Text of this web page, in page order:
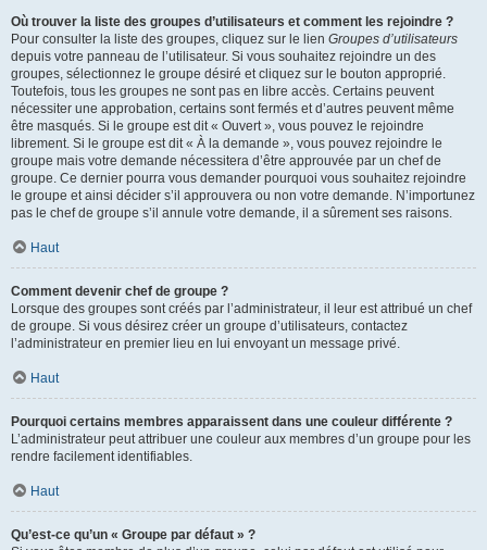
Où trouver la liste des groupes d’utilisateurs et comment les rejoindre ?
Pour consulter la liste des groupes, cliquez sur le lien Groupes d’utilisateurs
depuis votre panneau de l’utilisateur. Si vous souhaitez rejoindre un des
groupes, sélectionnez le groupe désiré et cliquez sur le bouton approprié.
Toutefois, tous les groupes ne sont pas en libre accès. Certains peuvent
nécessiter une approbation, certains sont fermés et d’autres peuvent même
être masqués. Si le groupe est dit « Ouvert », vous pouvez le rejoindre
librement. Si le groupe est dit « À la demande », vous pouvez rejoindre le
groupe mais votre demande nécessitera d’être approuvée par un chef de
groupe. Ce dernier pourra vous demander pourquoi vous souhaitez rejoindre
le groupe et ainsi décider s’il approuvera ou non votre demande. N’importunez
pas le chef de groupe s’il annule votre demande, il a sûrement ses raisons.
Haut
Comment devenir chef de groupe ?
Lorsque des groupes sont créés par l’administrateur, il leur est attribué un chef
de groupe. Si vous désirez créer un groupe d’utilisateurs, contactez
l’administrateur en premier lieu en lui envoyant un message privé.
Haut
Pourquoi certains membres apparaissent dans une couleur différente ?
L’administrateur peut attribuer une couleur aux membres d’un groupe pour les
rendre facilement identifiables.
Haut
Qu’est-ce qu’un « Groupe par défaut » ?